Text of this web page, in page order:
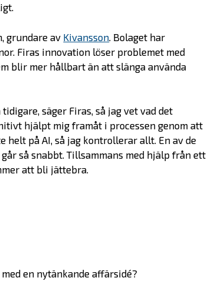
Bolagen
Investera
SKAPA-priset
grundare av Kivansson. Bolaget har
Firas innovation löser problemet med
blir mer hållbart än att slänga använda
säger Firas, så jag vet vad det
hjälpt mig framåt i processen genom att
helt på AI, så jag kontrollerar allt. En av de
så snabbt. Tillsammans med hjälp från ett
att bli jättebra.
en nytänkande affärsidé?